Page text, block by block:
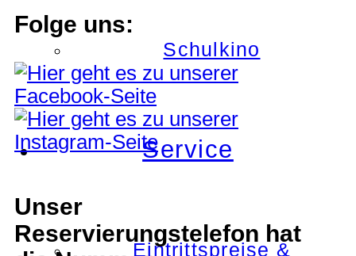
Schulkino
Service
Eintrittspreise &
Folge uns:
Unser
Reservierungstelefon hat